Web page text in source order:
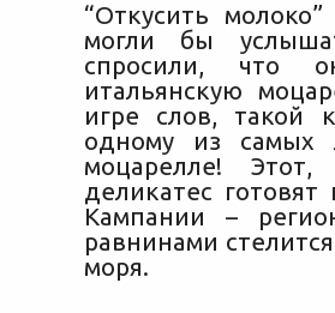
“Откусить
могли бы
спросили, что
итальянскую
игре слов, такой
одному из
моцарелле!Этот,
деликатес
Кампании –
равнинами
моря.